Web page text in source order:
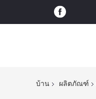
บ้าน ผลิตภัณฑ์